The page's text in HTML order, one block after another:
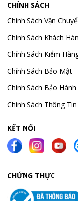
CHÍNH SÁCH
Chính Sách Vận
Chính Sách Khách
Chính Sách Kiểm
Chính Sách Bảo Mật
Chính Sách Bảo Hành
Chính Sách Thông
KẾT NỐI
CHỨNG THỰC